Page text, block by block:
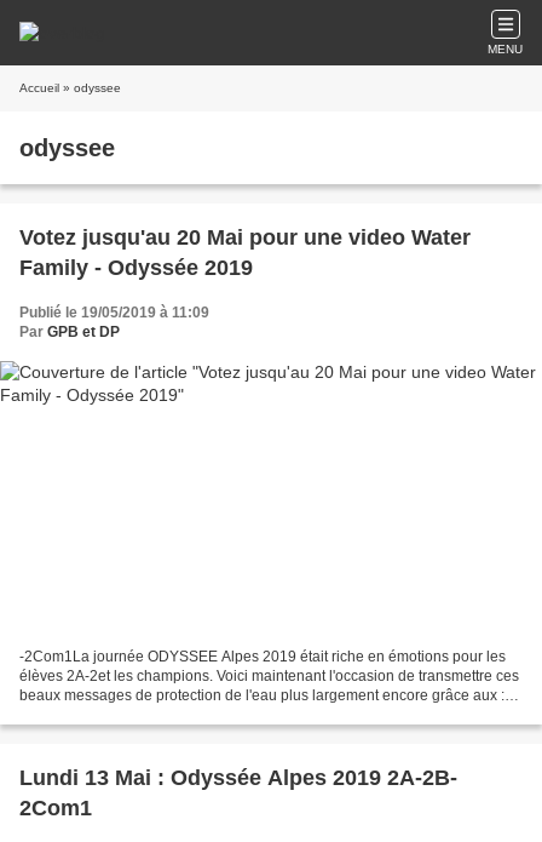
MENU
Accueil » odyssee
odyssee
Votez jusqu'au 20 Mai pour une video Water
Family - Odyssée 2019
Publié le 19/05/2019 à 11:09
Par GPB et DP
-2Com1La journée ODYSSEE Alpes 2019 était riche en émotions pour les
élèves 2A-2et les champions. Voici maintenant l'occasion de transmettre ces
beaux messages de protection de l'eau plus largement encore grâce aux :
Lundi 13 Mai : Odyssée Alpes 2019 2A-2B-
2Com1